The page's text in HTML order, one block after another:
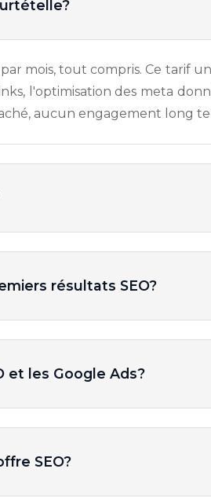
mois, tout compris. Ce tarif
l'optimisation des meta
aucun engagement long
résultats SEO?
et les Google Ads?
SEO?